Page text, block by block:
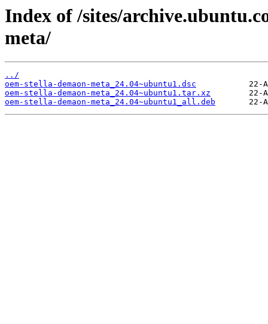
Index of /sites/
meta/
../
oem-stella-demaon-meta_24.04~ubuntu1.dsc
oem-stella-demaon-meta_24.04~ubuntu1.tar.xz
oem-stella-demaon-meta_24.04~ubuntu1_all.deb